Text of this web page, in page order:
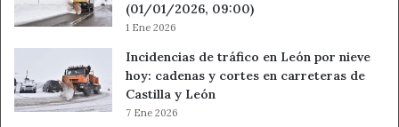
(01/01/2026, 09:00)
1 Ene 2026
Incidencias de tráfico en León por nieve
hoy: cadenas y cortes en carreteras de
Castilla y León
7 Ene 2026